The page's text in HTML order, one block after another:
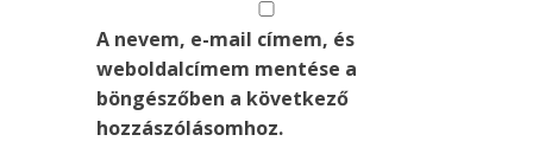
A nevem, e-mail címem, és
weboldalcímem mentése a
böngészőben a következő
hozzászólásomhoz.